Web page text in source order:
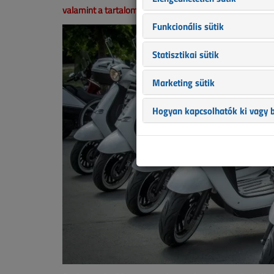
valamint a tartalom helyenként hiányos lehet (képek,
Funkcionális sütik
Statisztikai sütik
Marketing sütik
Hogyan kapcsolhatók ki vagy